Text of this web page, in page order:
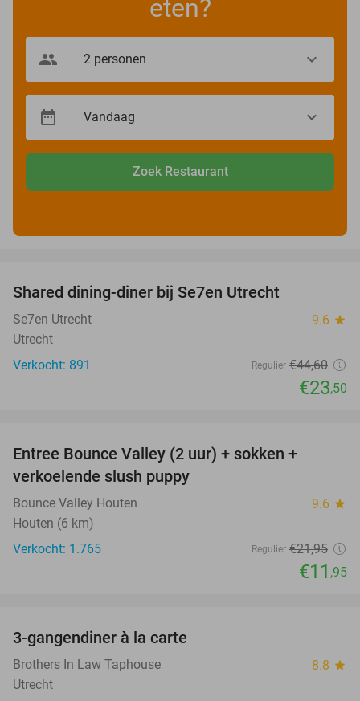
eten?
Zoek Restaurant
Shared dining-diner bij Se7en Utrecht
Se7en Utrecht 9.6 star
Utrecht
Verkocht: 891
Regulier €44,60
€23,50
Entree Bounce Valley (2 uur) + sokken +
verkoelende slush puppy
Bounce Valley Houten 9.6 star
Houten (6 km)
Verkocht: 1.765
Regulier €21,95
€11 ,95
3-gangendiner à la carte
Brothers In Law Taphouse 8.8 star
Utrecht